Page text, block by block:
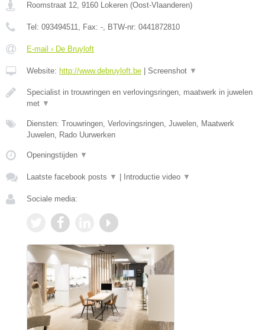
Roomstraat 12, 9160 Lokeren (Oost-Vlaanderen)
Tel: 093494511, Fax: -, BTW-nr: 0441872810
E-mail › De Bruyloft
Website: http://www.debruyloft.be Screenshot ▼
Specialist in trouwringen en verlovingsringen, maatwerk in juwelen
met ▼
Diensten: Trouwringen, Verlovingsringen, Juwelen, Maatwerk
Juwelen, Rado Uurwerken
Openingstijden ▼
Laatste facebook posts ▼ Introductie video ▼
Sociale media: